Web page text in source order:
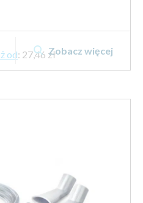
od: 27,46 złZobacz więcej